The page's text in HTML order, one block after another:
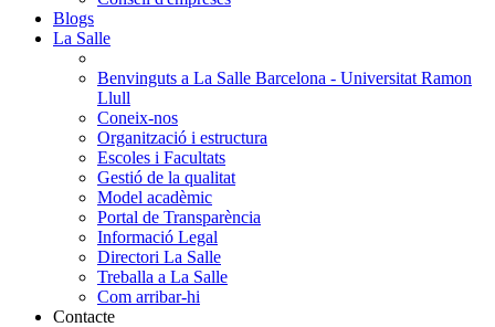
Blogs
La Salle
Benvinguts a La Salle Barcelona - Universitat Ramon
Llull
Coneix-nos
Organització i estructura
Escoles i Facultats
Gestió de la qualitat
Model acadèmic
Portal de Transparència
Informació Legal
Directori La Salle
Treballa a La Salle
Com arribar-hi
Contacte